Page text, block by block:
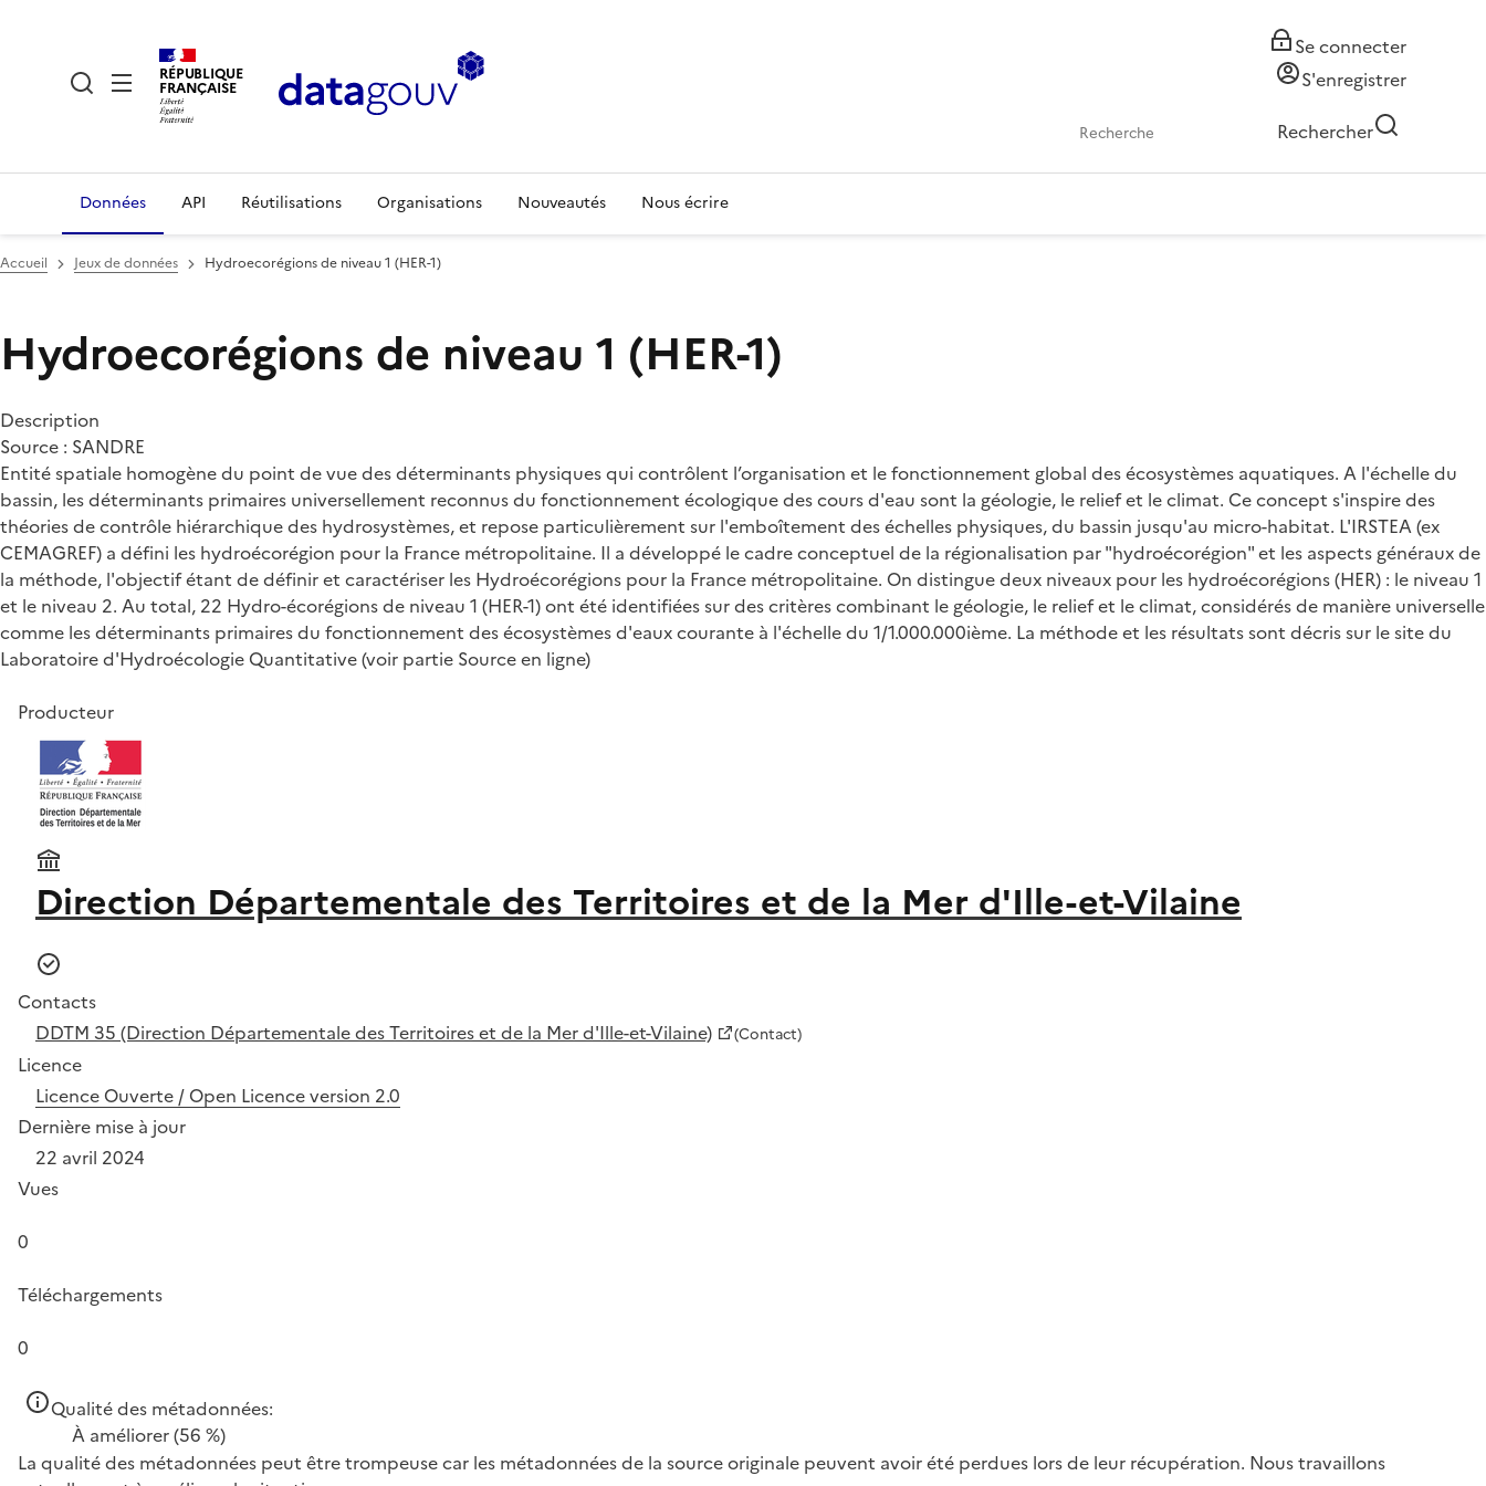
RÉPUBLIQUE
FRANÇAISE
Se connecter
S'enregistrer
Rechercher
Données API Réutilisations Organisations Nouveautés Nous écrire
Accueil Jeux de données Hydroecorégions de niveau 1 (HER-1)
Hydroecorégions de niveau 1 (HER-1)
Description
Source : SANDRE
Entité spatiale homogène du point de vue des déterminants physiques qui contrôlent l’organisation et le fonctionnement global des écosystèmes aquatiques. A l'échelle du
bassin, les déterminants primaires universellement reconnus du fonctionnement écologique des cours d'eau sont la géologie, le relief et le climat. Ce concept s'inspire des
théories de contrôle hiérarchique des hydrosystèmes, et repose particulièrement sur l'emboîtement des échelles physiques, du bassin jusqu'au micro-habitat. L'IRSTEA (ex
CEMAGREF) a défini les hydroécorégion pour la France métropolitaine. Il a développé le cadre conceptuel de la régionalisation par "hydroécorégion" et les aspects généraux de
la méthode, l'objectif étant de définir et caractériser les Hydroécorégions pour la France métropolitaine. On distingue deux niveaux pour les hydroécorégions (HER) : le niveau 1
et le niveau 2. Au total, 22 Hydro-écorégions de niveau 1 (HER-1) ont été identifiées sur des critères combinant le géologie, le relief et le climat, considérés de manière universelle
comme les déterminants primaires du fonctionnement des écosystèmes d'eaux courante à l'échelle du 1/1.000.000ième. La méthode et les résultats sont décris sur le site du
Laboratoire d'Hydroécologie Quantitative (voir partie Source en ligne)
Producteur
Direction Départementale des Territoires et de la Mer d'Ille-et-Vilaine
Contacts
DDTM 35 (Direction Départementale des Territoires et de la Mer d'Ille-et-Vilaine)
(Contact)
Licence
Licence Ouverte / Open Licence version 2.0
Dernière mise à jour
22 avril 2024
Vues
0
Téléchargements
0
Qualité des métadonnées:
À améliorer(56 %)
La qualité des métadonnées peut être trompeuse car les métadonnées de la source originale peuvent avoir été perdues lors de leur récupération. Nous travaillons